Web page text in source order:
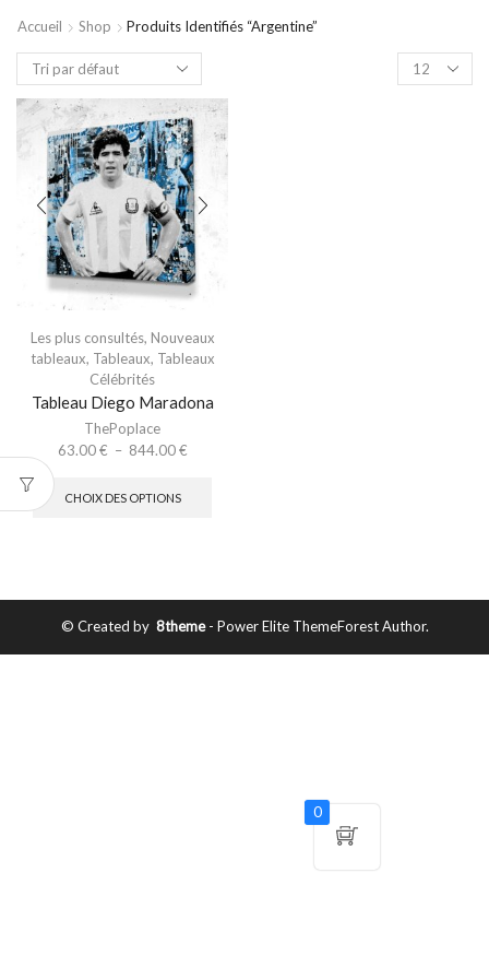
Accueil Shop Produits Identifiés “argentine”
Les plus consultés, Nouveaux
tableaux, Tableaux, Tableaux
Célébrités
Tableau Diego Maradona
ThePoplace
63.00€ – 844.00€
CHOIX DES OPTIONS
© Created by 8theme- Power Elite ThemeForest Author.
0